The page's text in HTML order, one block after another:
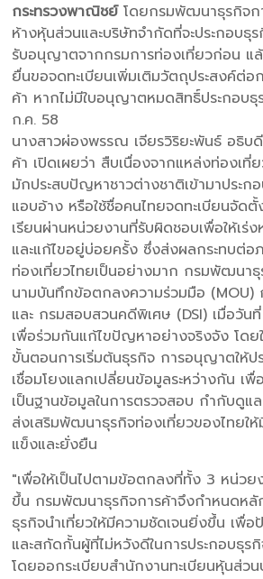
กระทรวงพาณิชย์โดยกรมพัฒนาธุรกิจก
ห้างหุ้นส่วนและบริษัทจำกัดที่จะประกอบธุ
รับอนุญาตจากกรมการท่องเที่ยวก่อน แ
ยื่นขอจดทะเบียนเพิ่มเติมวัตถุประสงค์ต่
ค้า หากไม่มีใบอนุญาตหมดสิทธิ์ประกอบธุ
ก.ค. 58
นางสาวผ่องพรรณ เจียรวิริยะพันธ์ อธิ
ค้า เปิดเผยว่า สืบเนื่องจากแหล่งท่องเ
มักประสบปัญหาชาวต่างชาติเข้ามาประก
แอบอ้าง หรือใช้ชื่อคนไทยจดทะเบียนจัด
เรียนผ่านหน่วยงานที่รับผิดชอบเพื่อให้เร่
และแก้ไขอยู่บ่อยครั้ง ซึ่งส่งผลกระทบต่
ท่องเที่ยวไทยเป็นอย่างมาก กรมพัฒนา
นามบันทึกข้อตกลงความร่วมมือ (MOU)
และ กรมสอบสวนคดีพิเศษ (DSI) เมื่อวั
เพื่อร่วมกันแก้ไขปัญหาอย่างจริงจัง โด
ขั้นตอนการเริ่มต้นธุรกิจ การอนุญาตให้ป
เชื่อมโยงแลกเปลี่ยนข้อมูลระหว่างกัน เพื่
เป็นฐานข้อมูลในการตรวจสอบ กำกับดู
ส่งเสริมพัฒนาธุรกิจท่องเที่ยวของไทยให้
แข็งและยั่งยืน
"เพื่อให้เป็นไปตามข้อตกลงที่ทั้ง 3 หน่ว
ขึ้น กรมพัฒนาธุรกิจการค้าจึงกำหนดห
ธุรกิจนำเที่ยวให้มีความชัดเจนยิ่งขึ้น เพื่
และสกัดกั้นผู้ที่ไม่หวังดีในการประกอบธุร
โดยออกระเบียบสำนักงานทะเบียนหุ้นส่ว